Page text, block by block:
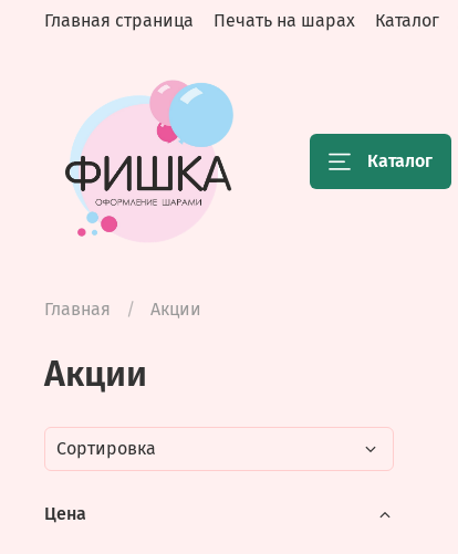
Главная страница Печать на шарах Каталог
Каталог
Главная Акции
Акции
Цена